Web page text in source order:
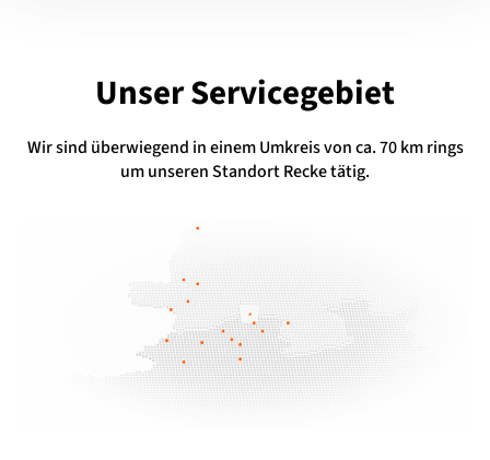
Unser Servicegebiet
Wir sind überwiegend in einem Umkreis von ca. 70 km rings
um unseren Standort Recke tätig.